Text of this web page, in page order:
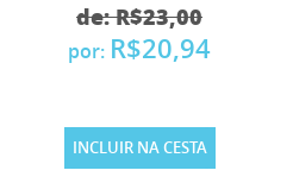
de: R$23,00
por: R$20,94
INCLUIR NA CESTA